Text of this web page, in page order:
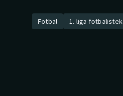
Atletika
Fotbal 1. liga fotbalistek